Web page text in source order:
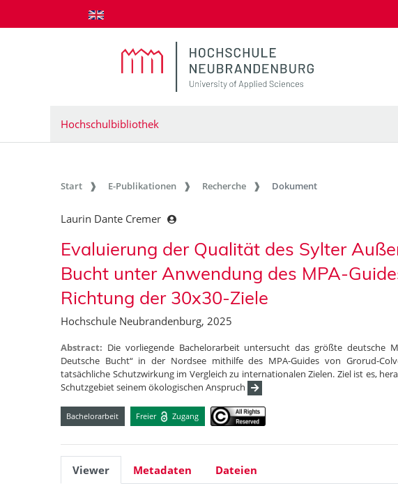
zum Inhalt springen
Hochschulbibliothek
Start E-Publikationen Recherche Dokument
Laurin Dante Cremer
Evaluierung der Qualität des Sylter
Bucht unter Anwendung des MPA-
Richtung der 30x30-Ziele
Hochschule Neubrandenburg, 2025
Abstract: Die vorliegende Bachelorarbeit untersucht das größte deutsche
Deutsche Bucht“ in der Nordsee mithilfe des MPA-Guides von Grorud-
tatsächliche Schutzwirkung im Vergleich zu internationalen Zielen. Ziel ist es,
Schutzgebiet seinem ökologischen Anspruch
Bachelorarbeit Freier Zugang
Viewer Metadaten Dateien